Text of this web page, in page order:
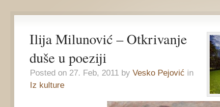
Ilija Milunović – Otkrivanje
duše u poeziji
Posted on 27. Feb, 2011 by Vesko Pejović in
Iz kulture